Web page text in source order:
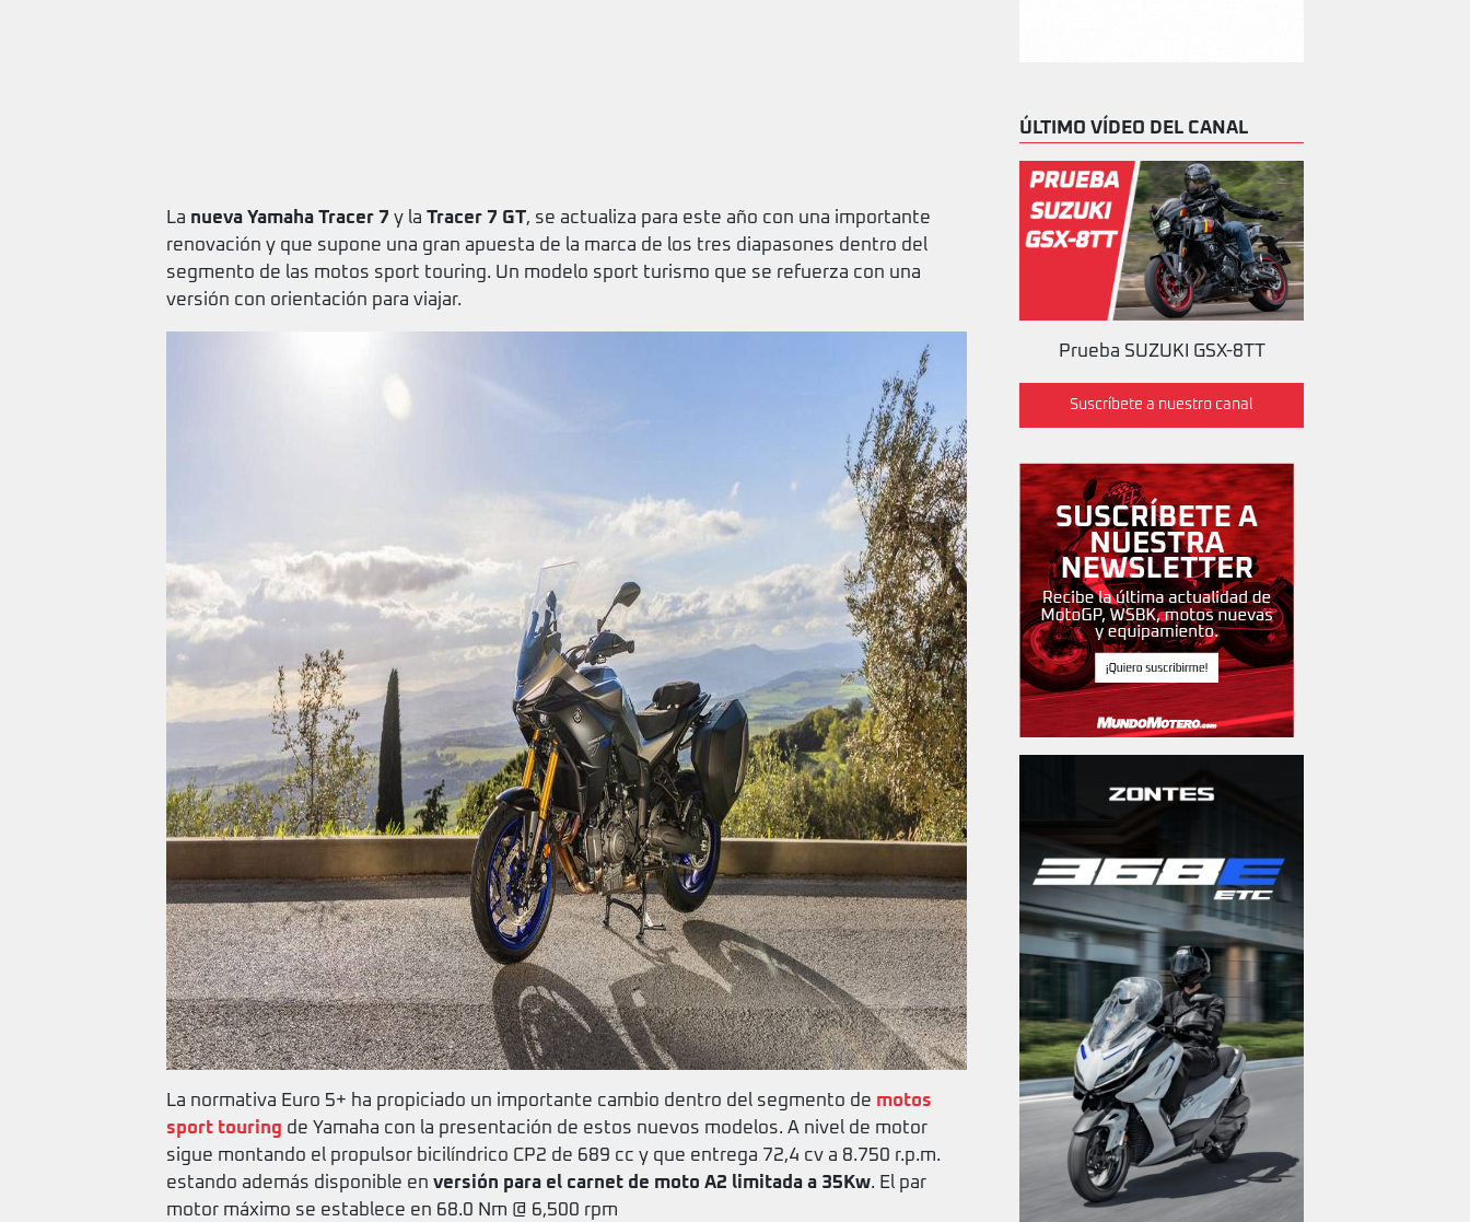
La nueva Yamaha Tracer 7 y la Tracer 7 GT, se actualiza para este año con una importante
renovación y que supone una gran apuesta de la marca de los tres diapasones dentro del
segmento de las motos sport touring. Un modelo sport turismo que se refuerza con una
versión con orientación para viajar.
La normativa Euro 5+ ha propiciado un importante cambio dentro del segmento de motos
sport touring de Yamaha con la presentación de estos nuevos modelos. A nivel de motor
sigue montando el propulsor bicilíndrico CP2 de 689 cc y que entrega 72,4 cv a 8.750 r.p.m.
estando además disponible en versión para el carnet de moto A2 limitada a 35Kw. El par
motor máximo se establece en 68.0 Nm @ 6,500 rpm
ÚLTIMO VÍDEO DEL CANAL
Prueba SUZUKI GSX-8TT
Suscríbete a nuestro canal